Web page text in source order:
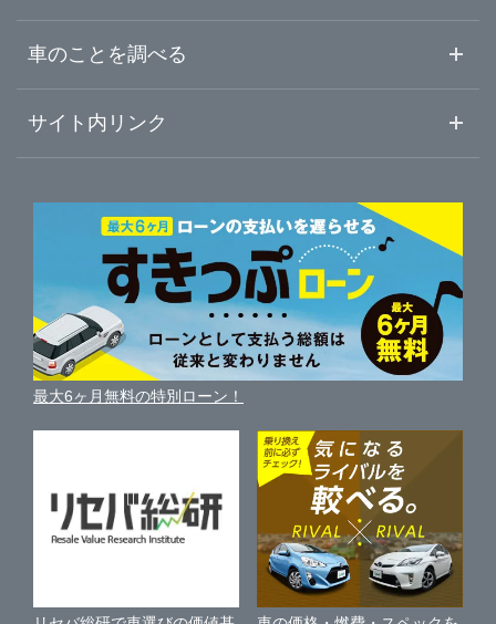
初めての中古車購入ガイド
中古車人気ランキング
自動車ローンを調べる
ガリバーの自動車ローン
車買い替えの基礎知識
近くのお店で車を探す
車査定・車買取ならガリバー
ガリバーの査定が選ばれる理由
車を売る時よくある質問
便利な査定サービス
中古車買取相場（毎月更新）
車の個人売買ガイド
車のことを調べる
車初心者まとめ
新車・中古車カタログ
車の燃費を調べる
車種別クチコミ
車比較サイト
サイト内リンク
サイトマップ
サイトの使用条件
利用規約
保険代理店業務に関する基本方針
古物営業法に基づく表示
最大6ヶ月無料の特別ローン！